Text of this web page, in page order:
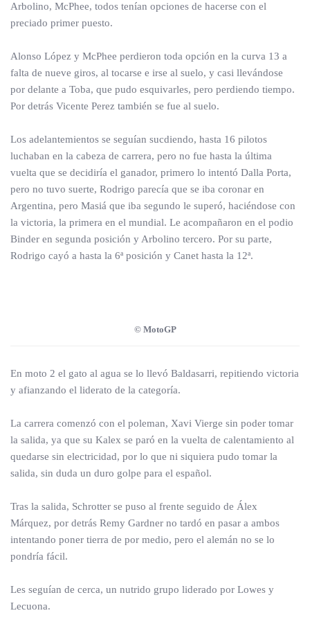
Arbolino, McPhee, todos tenían opciones de hacerse con el
preciado primer puesto.
Alonso López y McPhee perdieron toda opción en la curva 13 a
falta de nueve giros, al tocarse e irse al suelo, y casi llevándose
por delante a Toba, que pudo esquivarles, pero perdiendo tiempo.
Por detrás Vicente Perez también se fue al suelo.
Los adelantemientos se seguían sucdiendo, hasta 16 pilotos
luchaban en la cabeza de carrera, pero no fue hasta la última
vuelta que se decidiría el ganador, primero lo intentó Dalla Porta,
pero no tuvo suerte, Rodrigo parecía que se iba coronar en
Argentina, pero Masiá que iba segundo le superó, haciéndose con
la victoria, la primera en el mundial. Le acompañaron en el podio
Binder en segunda posición y Arbolino tercero. Por su parte,
Rodrigo cayó a hasta la 6ª posición y Canet hasta la 12ª.
© MotoGP
En moto 2 el gato al agua se lo llevó Baldasarri, repitiendo victoria
y afianzando el liderato de la categoría.
La carrera comenzó con el poleman, Xavi Vierge sin poder tomar
la salida, ya que su Kalex se paró en la vuelta de calentamiento al
quedarse sin electricidad, por lo que ni siquiera pudo tomar la
salida, sin duda un duro golpe para el español.
Tras la salida, Schrotter se puso al frente seguido de Álex
Márquez, por detrás Remy Gardner no tardó en pasar a ambos
intentando poner tierra de por medio, pero el alemán no se lo
pondría fácil.
Les seguían de cerca, un nutrido grupo liderado por Lowes y
Lecuona.